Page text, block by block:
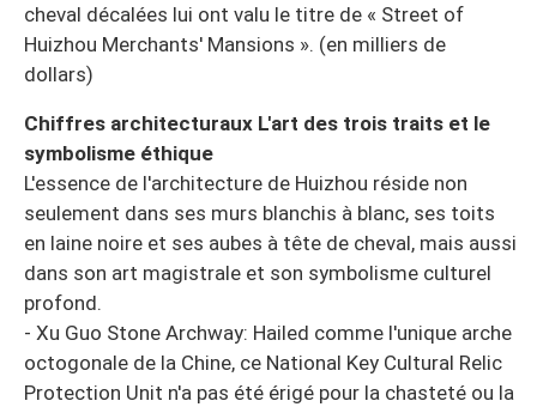
cheval décalées lui ont valu le titre de « Street of
Huizhou Merchants' Mansions ». (en milliers de
dollars)
Chiffres architecturaux L'art des trois traits et le
symbolisme éthique
L'essence de l'architecture de Huizhou réside non
seulement dans ses murs blanchis à blanc, ses toits
en laine noire et ses aubes à tête de cheval, mais aussi
dans son art magistrale et son symbolisme culturel
profond.
- Xu Guo Stone Archway: Hailed comme l'unique arche
octogonale de la Chine, ce National Key Cultural Relic
Protection Unit n'a pas été érigé pour la chasteté ou la